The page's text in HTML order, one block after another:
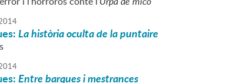
La història oculta de la puntaire
Entre barques i mestrances